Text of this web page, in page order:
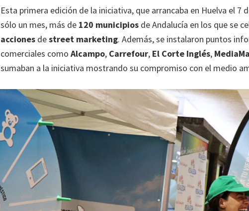
Esta primera edición de la iniciativa, que arrancaba en Huelva el 7
sólo un mes, más de 120 municipios de Andalucía en los que se
acciones destreet marketing. Además, se instalaron puntos
comerciales como Alcampo, Carrefour, El Corte Inglés,
sumaban a la iniciativa mostrando su compromiso con el medio